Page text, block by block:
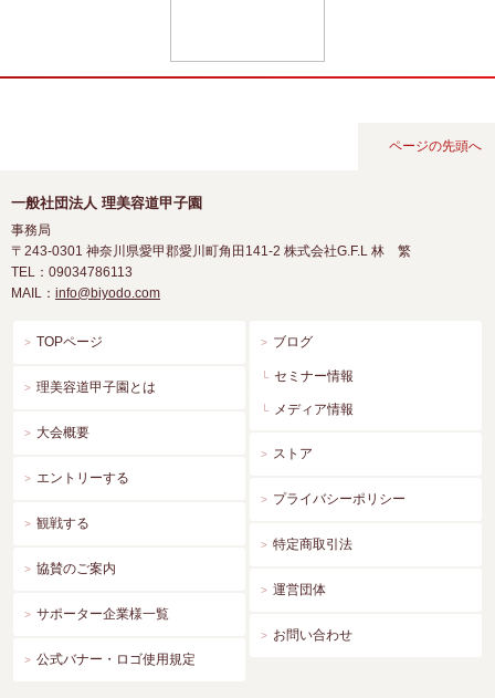
ページの先頭へ
一般社団法人 理美容道甲子園
事務局
〒243-0301 神奈川県愛甲郡愛川町角田141-2 株式会社G.F.L 林 繁
TEL：09034786113
MAIL： info@biyodo.com
TOPページ
理美容道甲子園とは
大会概要
エントリーする
観戦する
協賛のご案内
サポーター企業様一覧
公式バナー・ロゴ使用規定
ブログ
セミナー情報
メディア情報
ストア
プライバシーポリシー
特定商取引法
運営団体
お問い合わせ